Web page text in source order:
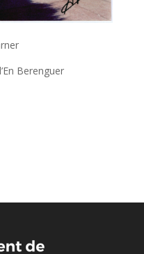
Berenguer